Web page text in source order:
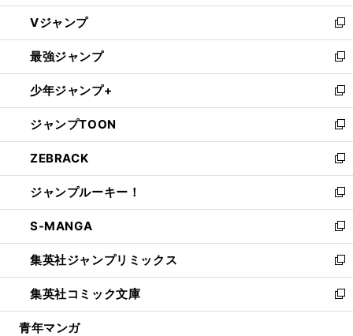
ウ
ィ
ン
ド
ウ
で
開
く
し
い
ウ
ィ
ン
ド
ウ
で
開
く
Vジャンプ
新
し
い
ウ
ィ
ン
ド
ウ
で
開
く
最強ジャンプ
新
し
い
ウ
ィ
ン
ド
ウ
で
開
く
少年ジャンプ+
新
し
い
ウ
ィ
ン
ド
ウ
で
開
く
ジャンプTOON
新
し
い
ウ
ィ
ン
ド
ウ
で
開
く
ZEBRACK
新
し
い
ウ
ィ
ン
ド
ウ
で
開
ジャンプルーキー！
新
し
い
ウ
ィ
ン
ド
ウ
S-MANGA
新
し
い
ウ
ィ
ン
集英社ジャンプリミックス
新
し
い
ウ
集英社コミック文庫
新
し
青年マンガ